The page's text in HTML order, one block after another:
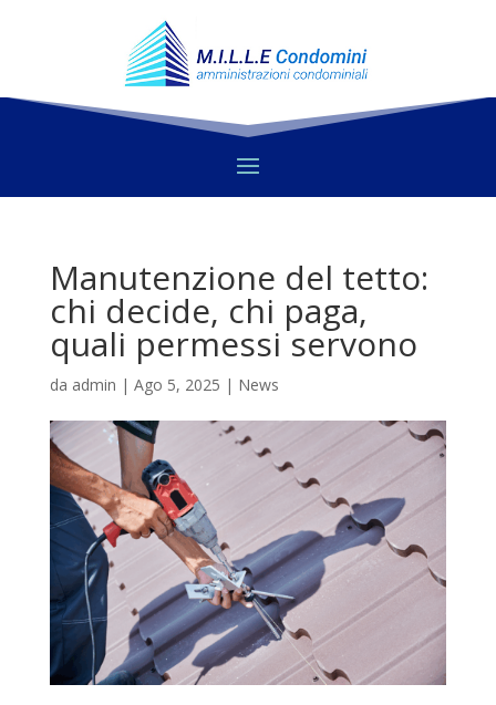
Manutenzione del tetto:
chi decide, chi paga,
quali permessi servono
da admin | Ago 5, 2025 | News